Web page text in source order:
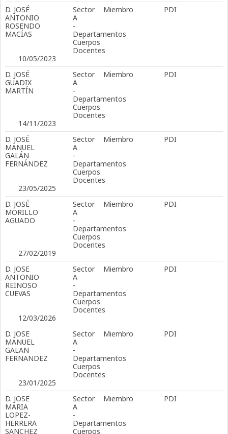
D. JOSÉ
ANTONIO
ROSENDO
MACÍAS
Sector
A
-
Departamentos
Cuerpos
Docentes
Miembro PDI
10/05/2023
D. JOSÉ
GUADIX
MARTÍN
Sector
A
-
Departamentos
Cuerpos
Docentes
Miembro PDI
14/11/2023
D. JOSÉ
MANUEL
GALÁN
FERNÁNDEZ
Sector
A
-
Departamentos
Cuerpos
Docentes
Miembro PDI
23/05/2025
D. JOSÉ
MORILLO
AGUADO
Sector
A
-
Departamentos
Cuerpos
Docentes
Miembro PDI
27/02/2019
D. JOSE
ANTONIO
REINOSO
CUEVAS
Sector
A
-
Departamentos
Cuerpos
Docentes
Miembro PDI
12/03/2026
D. JOSE
MANUEL
GALAN
FERNANDEZ
Sector
A
-
Departamentos
Cuerpos
Docentes
Miembro PDI
23/01/2025
D. JOSE
MARIA
LOPEZ-
HERRERA
SANCHEZ
Sector
A
-
Departamentos
Cuerpos
Miembro PDI